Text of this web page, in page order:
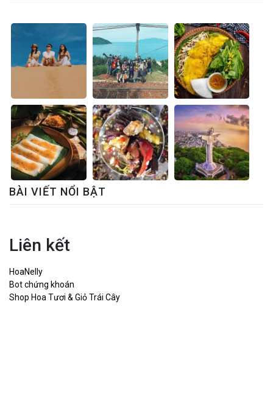
BÀI VIẾT NỔI BẬT
Liên kết
HoaNelly
Bot chứng khoán
Shop Hoa Tươi & Giỏ Trái Cây